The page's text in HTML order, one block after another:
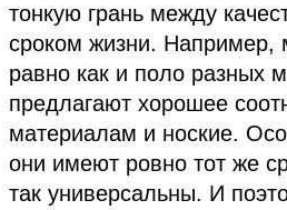
тонкую грань между
сроком жизни. Например,
равно как и поло разных
предлагают хорошее
материалам и ноские.
они имеют ровно тот же
так универсальны. И